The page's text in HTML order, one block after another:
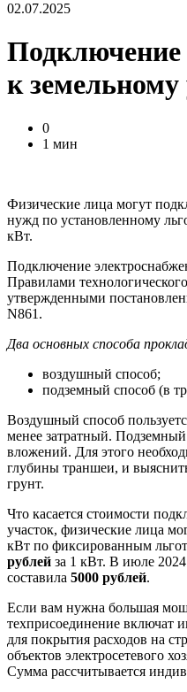
02.07.2025
Подключение
к земельному
0
1 мин
Физические лица могут
нужд по установленному
кВт.
Подключение
Правилами
утвержденными
N861.
Два основных способа
воздушный способ;
подземный способ (в
Воздушный способ
менее затратный.
вложений. Для этого
глубины траншеи, и
грунт.
Что касается стоимости
участок, физические лица
кВт по фиксированным
рублей за 1 кВт. В июле
составила 5000 рублей.
Если вам нужна большая
техприсоединение включат
для покрытия расходов на
объектов электросетевого
Сумма рассчитывается